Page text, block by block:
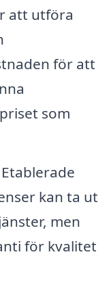
att utföra
för att
som
Etablerade
kan ta ut
men
för kvalitet